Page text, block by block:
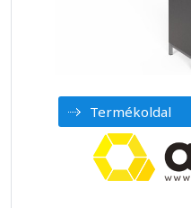
Termékoldal